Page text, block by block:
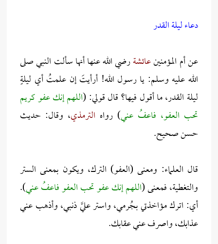
دعاء ليلة القدر
عن أم المؤمنينعائشةرضي الله عنها أنها سألت النبي صلى
الله عليه وسلم: يا رسول الله! أرأيتَ إن علمتُ أي ليلةٍ
ليلة القدر، ما أقول فيها؟ قال قولي: (اللهم إنك عفو كريم
تحب العفو، فاعفُ عني) رواه الترمذي، وقال: حديث
حسن صحيح.
قال العلماء: ومعنى (العفو) الترك، ويكون بمعنى الستر
والتغطية، فمعنى (اللهم إنك عفو تحب العفو فاعفُ عني).
أي: اترك مؤاخذتي بجُرمي، واستر عليَّ ذنبي، وأذهب عني
عذابك، واصرف عني عقابك.